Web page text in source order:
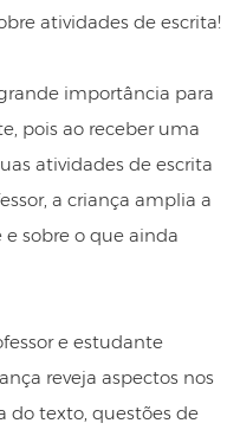
atividades de escrita!
importância para
pois ao receber uma
atividades de escrita
a criança amplia a
e sobre o que ainda
e estudante
reveja aspectos nos
do texto, questões de